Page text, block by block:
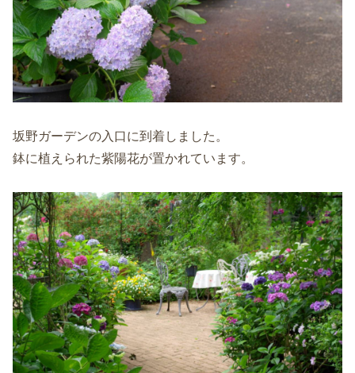
坂野ガーデンの入口に到着しました。
鉢に植えられた紫陽花が置かれています。